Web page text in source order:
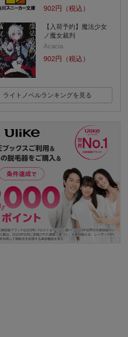
お飾り王妃になった
ので、こっそり働き
に出ることにしまし
た 〜旦那がいるの
に、婚約破棄されま
した!?〜
富樫聖夜
(4件)
小動物系令嬢は
王子に溺愛され
902円（税込）
【入荷予約】魔法少女
ノ魔女裁判
Acacia
902円（税込）
ライトノベルランキングを見る